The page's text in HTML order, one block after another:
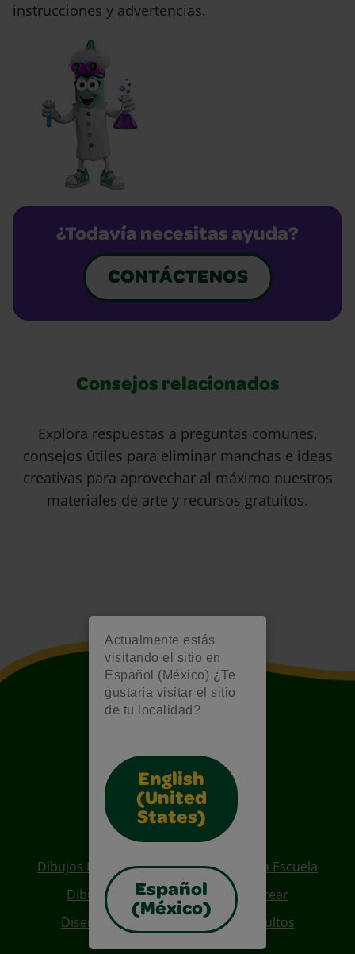
Actualmente estás
visitando el sitio en
Español (México) ¿Te
gustaría visitar el sitio
de tu localidad?
English
(United
States)
Español
(México)
instrucciones y advertencias.
¿Todavía necesitas ayuda?
CONTÁCTENOS
Consejos relacionados
Explora respuestas a preguntas comunes,
consejos útiles para eliminar manchas e ideas
creativas para aprovechar al máximo nuestros
materiales de arte y recursos gratuitos.
Also of Interest
Dibujos Para Colorear De Regreso A La Escuela
Dibujos De Personajes Para Colorear
Diseños Para Coloreables Para Adultos